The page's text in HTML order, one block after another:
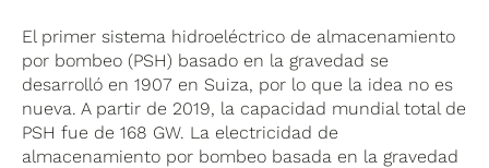
El primer sistema hidroeléctrico de almacenamiento
por bombeo (PSH) basado en la gravedad se
desarrolló en 1907 en Suiza, por lo que la idea no es
nueva. A partir de 2019, la capacidad mundial total de
PSH fue de 168 GW. La electricidad de
almacenamiento por bombeo basada en la gravedad